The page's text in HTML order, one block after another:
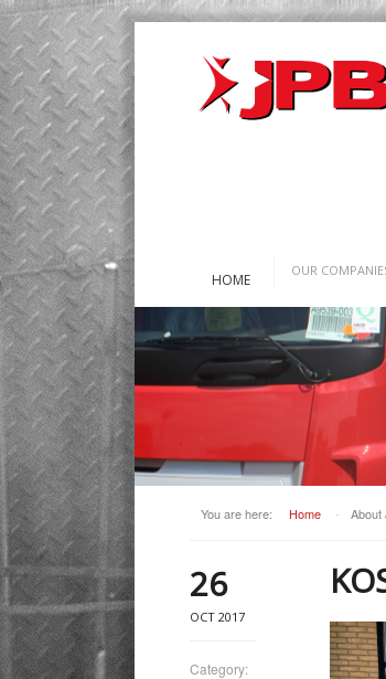
HOME
OUR
You are here: Home - About
26
OCT 2017
Category: